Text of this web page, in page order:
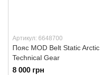
Артикул: 6648700
Пояс MOD Belt Static Arctic
Technical Gear
8 000 грн